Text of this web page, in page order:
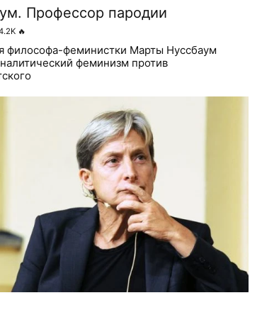
Профессор пародии
🔥
философа-феминистки Марты Нуссбаум
феминизм против